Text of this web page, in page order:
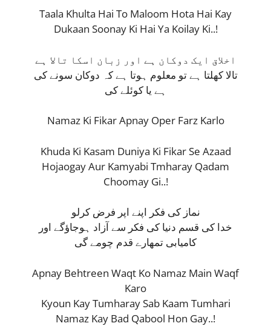
Taala Khulta Hai To Maloom Hota Hai Kay
Dukaan Soonay Ki Hai Ya Koilay Ki..!
اخلاق ایک دوکان ہے اور زبان اسکا تالا ہے
تالا کھلتا ہے تو معلوم ہوتا ہے کہ دوکان سونے کی
ہے یا کوئلے کی
Namaz Ki Fikar Apnay Oper Farz Karlo
Khuda Ki Kasam Duniya Ki Fikar Se Azaad
Hojaogay Aur Kamyabi Tmharay Qadam
Choomay Gi..!
نماز کی فکر اپنے اپر فرض کرلو
خدا کی قسم دنیا کی فکر سے آزاد ہوجاؤگے اور
کامیابی تمھارے قدم چومے گی
Apnay Behtreen Waqt Ko Namaz Main Waqf
Karo
Kyoun Kay Tumharay Sab Kaam Tumhari
Namaz Kay Bad Qabool Hon Gay..!